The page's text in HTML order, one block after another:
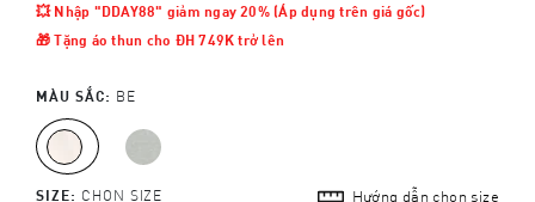
💥 Nhập "DDAY88" giảm ngay 20% (Áp dụng trên giá gốc)
🎁 Tặng áo thun cho ĐH 749K trở lên
MÀU SẮC: BE
SIZE: CHỌN SIZE Hướng dẫn chọn size